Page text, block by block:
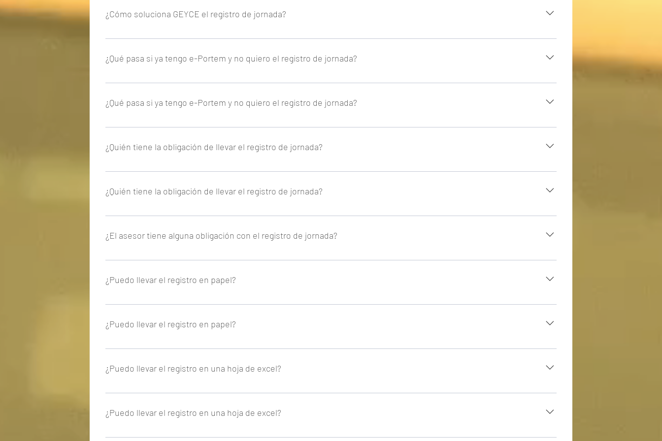
¿Cómo soluciona GEYCE el registro de jornada?
Hemos añadido esta nueva funcionalidad a e-Portem (el portal del empleado de GEYCE)
¿Qué pasa si ya tengo e-Portem y no quiero el registro de jornada?
Todos aquellos usuarios ya activos en e-Portem que deseen mantener sus condiciones actuales tendrán esta posibilidad.
¿Qué pasa si ya tengo e-Portem y no quiero el registro de jornada?
Todos aquellos usuarios ya activos en e-Portem que deseen mantener sus condiciones actuales tendrán esta posibilidad.
¿Quién tiene la obligación de llevar el registro de jornada?
El registro de jornada es de obligado cumplimiento para todos aquellos trabajadores por cuenta ajena. La responsabilidad de dicho
¿Quién tiene la obligación de llevar el registro de jornada?
El registro de jornada es de obligado cumplimiento para todos aquellos trabajadores por cuenta ajena. La responsabilidad de dicho
¿El asesor tiene alguna obligación con el registro de jornada?
No, tan solo llevar el registro de jornada de la propia asesoria.
¿Puedo llevar el registro en papel?
Sí, legalmente está permitido. Aunque todas aquellas empresas que tengan una inspección deberán tener el registro totalizado.
¿Puedo llevar el registro en papel?
Sí, legalmente está permitido. Aunque todas aquellas empresas que tengan una inspección deberán tener el registro totalizado.
¿Puedo llevar el registro en una hoja de excel?
No es recomendable,
¿Puedo llevar el registro en una hoja de excel?
No es recomendable,